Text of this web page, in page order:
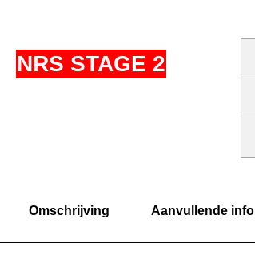
NRS STAGE 2
Omschrijving Aanvullende info